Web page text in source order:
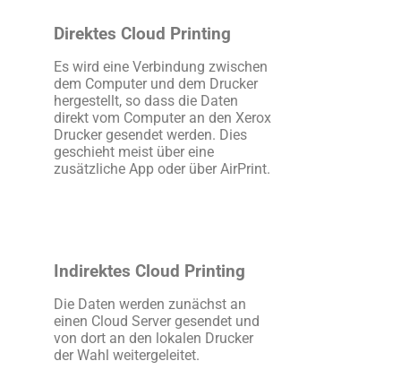
Direktes Cloud Printing
Es wird eine Verbindung zwischen
dem Computer und dem Drucker
hergestellt, so dass die Daten
direkt vom Computer an den Xerox
Drucker gesendet werden. Dies
geschieht meist über eine
zusätzliche App oder über AirPrint.
Indirektes Cloud Printing
Die Daten werden zunächst an
einen Cloud Server gesendet und
von dort an den lokalen Drucker
der Wahl weitergeleitet.